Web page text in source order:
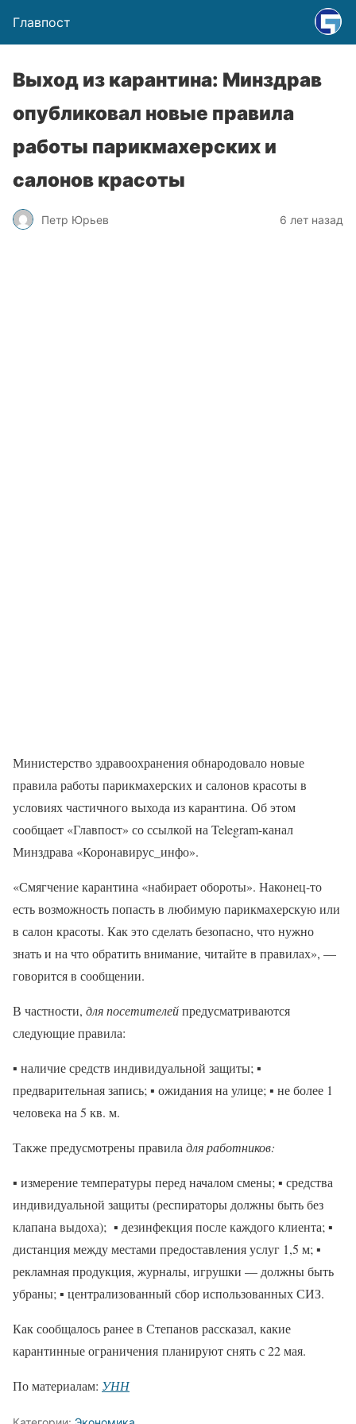
Главпост
Выход из карантина: Минздрав
опубликовал новые правила
работы парикмахерских и
салонов красоты
Петр Юрьев 6 лет назад
Министерство здравоохранения обнародовало новые
правила работы парикмахерских и салонов красоты в
условиях частичного выхода из карантина. Об этом
сообщает «Главпост» со ссылкой на Telegram-канал
Минздрава «Коронавирус_инфо».
«Смягчение карантина «набирает обороты». Наконец-то
есть возможность попасть в любимую парикмахерскую или
в салон красоты. Как это сделать безопасно, что нужно
знать и на что обратить внимание, читайте в правилах», —
говорится в сообщении.
В частности, для посетителейпредусматриваются
следующие правила:
▪️ наличие средств индивидуальной защиты; ▪️
предварительная запись; ▪️ ожидания на улице; ▪️ не более 1
человека на 5 кв. м.
Также предусмотрены правила для работников:
▪️ измерение температуры перед началом смены; ▪️ средства
индивидуальной защиты (респираторы должны быть без
клапана выдоха); ▪️ дезинфекция после каждого клиента; ▪️
дистанция между местами предоставления услуг 1,5 м; ▪️
рекламная продукция, журналы, игрушки — должны быть
убраны; ▪️ централизованный сбор использованных СИЗ.
Как сообщалось ранее в Степанов рассказал, какие
карантинные ограничения планируют снять с 22 мая.
По материалам: УНН